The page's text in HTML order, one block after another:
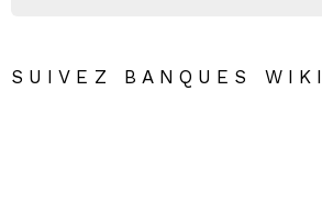
SUIVEZ BANQUES WIKI